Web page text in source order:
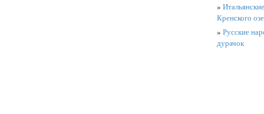
»
Кренского
» Русские
дурачок